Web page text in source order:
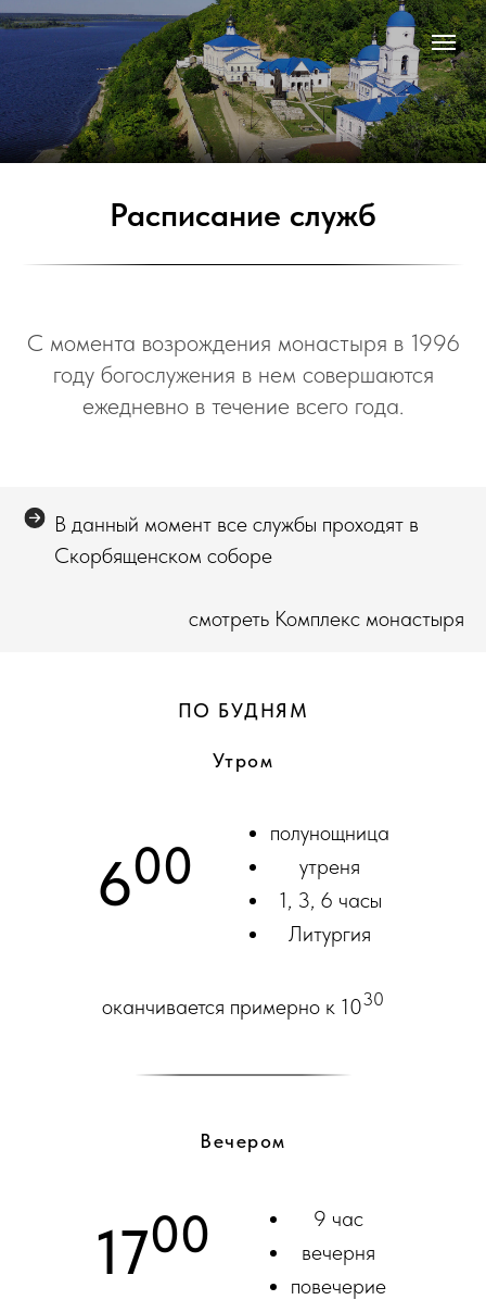
Расписание служб
С момента возрождения монастыря в 1996
году богослужения в нем совершаются
ежедневно в течение всего года.
В данный момент все службы проходят в
Скорбященском соборе
смотреть Комплекс монастыря
ПО БУДНЯМ
Утром
Вечером
600
1700
полунощница
утреня
1, 3, 6 часы
Литургия
оканчивается примерно к 1030
9 час
вечерня
повечерие